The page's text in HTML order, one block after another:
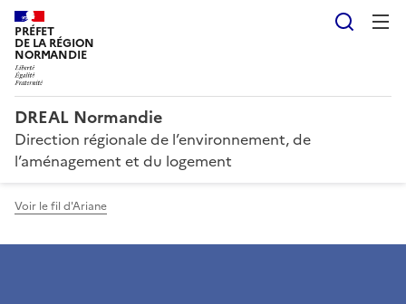
PRÉFET
DE LA RÉGION
NORMANDIE
DREAL Normandie
Direction régionale de l’environnement, de
l’aménagement et du logement
Voir le fil d'Ariane